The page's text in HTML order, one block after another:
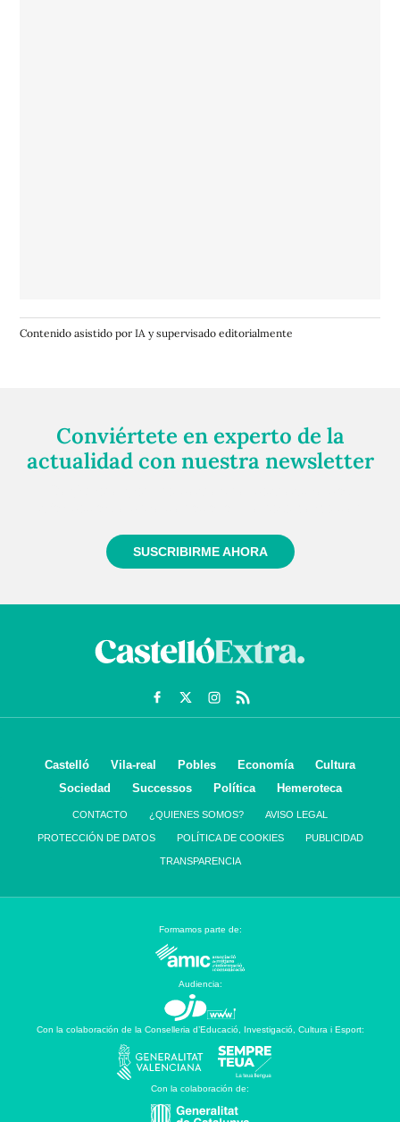
Contenido asistido por IA y supervisado editorialmente
Conviértete en experto de la
actualidad con nuestra newsletter
SUSCRIBIRME AHORA
Castelló Vila-real Pobles Economía
Cultura
Sociedad
Successos Política Hemeroteca
CONTACTO ¿QUIENES SOMOS? AVISO LEGAL
PROTECCIÓN DE DATOS POLÍTICA DE COOKIES PUBLICIDAD
TRANSPARENCIA
Formamos parte de:
Audiencia:
Con la colaboración de la Conselleria d’Educació, Investigació, Cultura i Esport:
Con la colaboración de: